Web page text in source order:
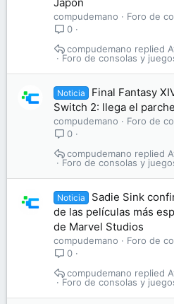
compudemano
Foro de
0
Foro de consolas y
compudemano
Noticia
Final Fantasy
Switch 2: llega el
compudemano
Foro de
0
Foro de consolas y
compudemano
Noticia
Sadie Sink
de las películas más
de Marvel Studios
compudemano
Foro de
0
Foro de consolas y
compudemano